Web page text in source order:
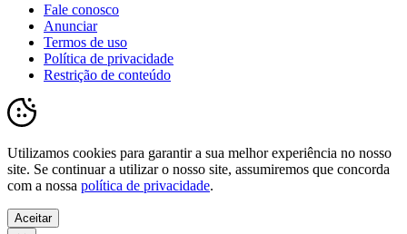
Fale conosco
Anunciar
Termos de uso
Política de privacidade
Restrição de conteúdo
Utilizamos cookies para garantir a sua melhor experiência no nosso
site. Se continuar a utilizar o nosso site, assumiremos que concorda
com a nossa política de privacidade.
Aceitar